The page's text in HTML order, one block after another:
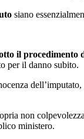
siano
il procedimento
per il danno subito.
non
ministero.